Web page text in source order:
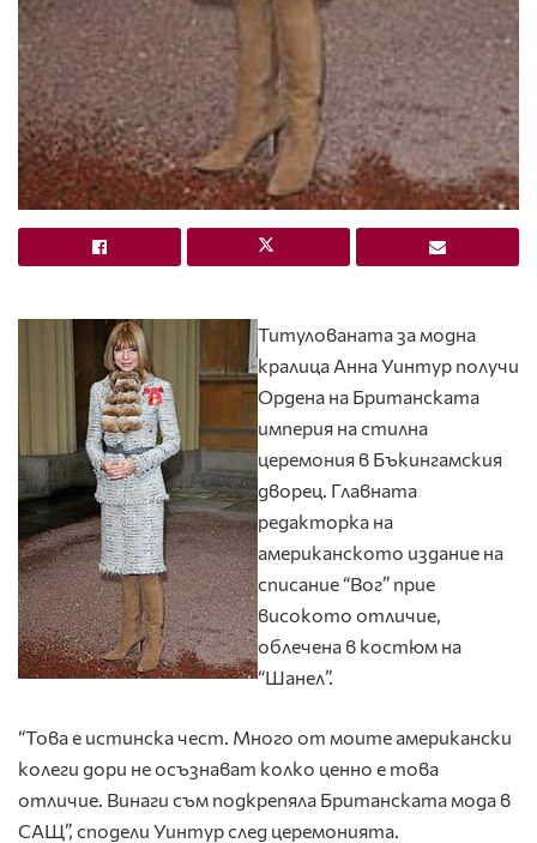
Титулованата за модна
кралица Анна Уинтур получи
Ордена на Британската
империя на стилна
церемония в Бъкингамския
дворец. Главната
редакторка на
американското издание на
списание “Вог” прие
високото отличие,
облечена в костюм на
“Шанел”.
“Това е истинска чест. Много от моите американски
колеги дори не осъзнават колко ценно е това
отличие. Винаги съм подкрепяла Британската мода в
САЩ”, сподели Уинтур след церемонията.